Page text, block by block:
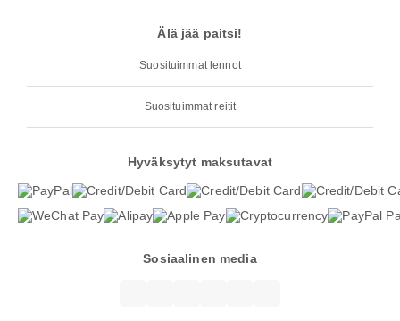
Älä jää paitsi!
Suosituimmat lennot
Suosituimmat reitit
Hyväksytyt maksutavat
Sosiaalinen media